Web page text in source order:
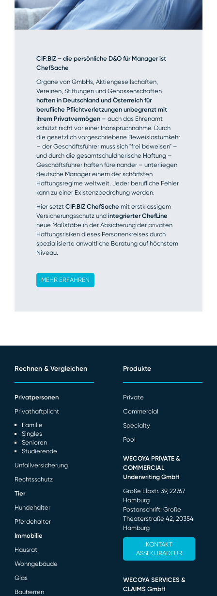
CIF:BIZ – die persönliche D&O für Manager ist
ChefSache
Organe von GmbHs, Aktiengesellschaften,
Vereinen, Stiftungen und Genossenschaften
haften in Deutschland und Österreich für
berufliche Pflichtverletzungen unbegrenzt mit
ihrem Privatvermögen – auch das Ehrenamt
schützt nicht vor einer Inanspruchnahme. Durch
die gesetzlich vorgeschriebene Beweislastumkehr
– der Geschäftsführer muss sich "frei beweisen" –
und durch die gesamtschuldnerische Haftung –
Geschäftsführer haften füreinander – unterliegen
deutsche Manager einem der schärfsten
Haftungsregime weltweit. Jeder berufliche Fehler
kann zu einer Existenzbedrohung werden.
Hier setzt CIF:BIZ ChefSache mit erstklassigem
Versicherungsschutz und integrierter ChefLine
neue Maßstäbe in der Absicherung der privaten
Haftungsrisiken dieses Personenkreises durch
spezialisierte anwaltliche Beratung auf höchstem
Niveau.
MEHR ERFAHREN
Rechnen & Vergleichen
Privatpersonen
Privathaftplicht
Familie
Singles
Senioren
Studierende
Unfallversicherung
Rechtsschutz
Tier
Hundehalter
Pferdehalter
Immobilie
Hausrat
Wohngebäude
Glas
Bauherren
Produkte
Private
Commercial
Specialty
Pool
WECOYA PRIVATE &
COMMERCIAL
Underwriting GmbH
Große Elbstr. 39, 22767
Hamburg
Postanschrift: Große
Theaterstraße 42, 20354
Hamburg
KONTAKT
ASSEKURADEUR
WECOYA SERVICES &
CLAIMS GmbH